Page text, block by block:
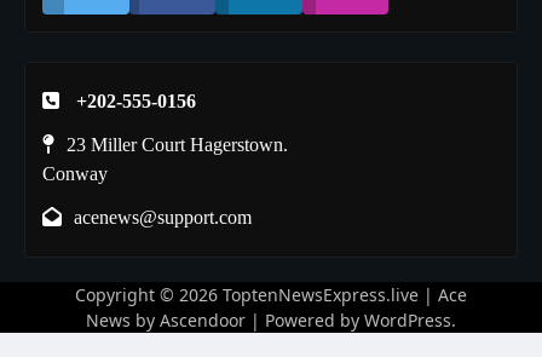
+202-555-0156
23 Miller Court Hagerstown.
Conway
acenews@support.com
Copyright © 2026 ToptenNewsExpress.live | Ace
News by Ascendoor | Powered by WordPress.